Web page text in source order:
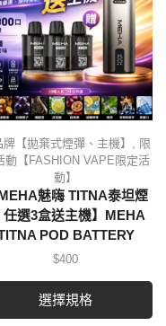
牌【拋棄式煙彈、主機】 , 限
動【FASHION VAPE限定活
動】
MEHA魅嗨 TITNA泰坦煙
任選3盒送主機】MEHA
POD BATTERY
$400
選擇規格